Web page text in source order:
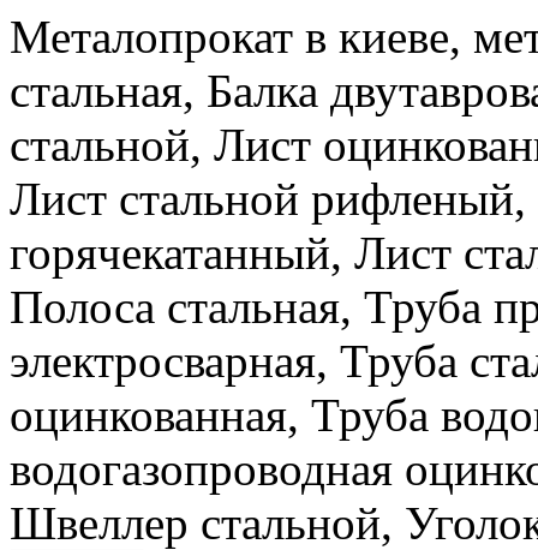
Металопрокат в киеве,
стальная, Балка
стальной, Лист
Лист стальной рифленый,
горячекатанный, Лист
Полоса стальная, Труба
электросварная, Труба
оцинкованная, Труба
водогазопроводная
Швеллер стальной,